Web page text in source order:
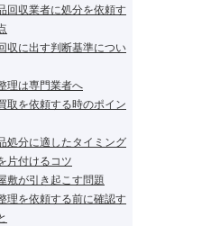
回収業者に処分を依頼す
収に出す判断基準につい
理は専門業者へ
取を依頼する時のポイン
処分に適したタイミング
片付けるコツ
敷が引き起こす問題
理を依頼する前に確認す